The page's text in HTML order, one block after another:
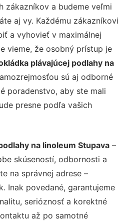
zákazníkov a budeme veľmi
aj vy. Každému zákazníkovi
a vyhovieť v maximálnej
vieme, že osobný prístup je
plávajúcej podlahy na
sú aj odborné
poradenstvo, aby ste mali
presne podľa vašich
na linoleum Stupava –
skúseností, odbornosti a
na správnej adrese –
Inak povedané, garantujeme
serióznosť a korektné
až po samotné